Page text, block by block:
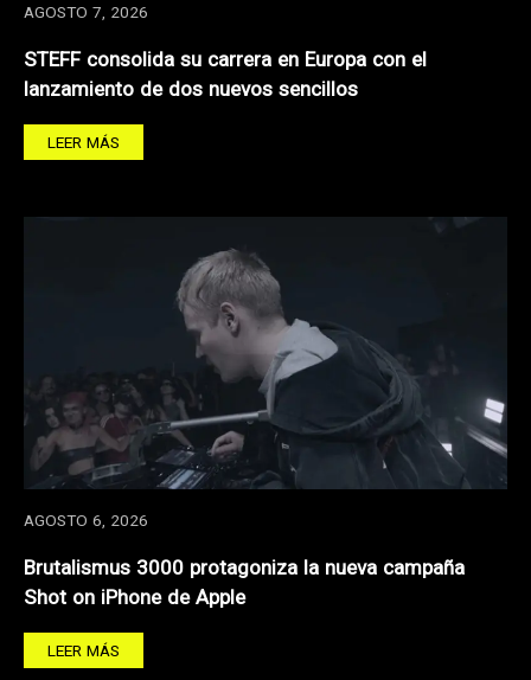
AGOSTO 7, 2026
STEFF consolida su carrera en Europa con el
lanzamiento de dos nuevos sencillos
LEER MÁS
AGOSTO 6, 2026
Brutalismus 3000 protagoniza la nueva campaña
Shot on iPhone de Apple
LEER MÁS